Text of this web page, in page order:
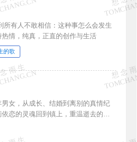
有人不敢相信：这种事怎么会发生
情，纯真，正直的创作与生活
的歌
女，从成长、结婚到离别的真情纪
恋的灵魂回到镇上，重温逝去的生